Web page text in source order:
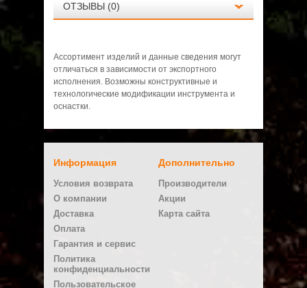
ОТЗЫВЫ (0)
Написать отзыв
Ваше имя:
E-mail
Плюсы
Ассортимент изделий и данные сведения могут
отличаться в зависимости от экспортного
исполнения. Возможны конструктивные и
технологические модификации инструмента и
оснастки.
Информация
Условия возврата
О компании
Доставка
Оплата
Гарантия и сервис
Политика
конфиденциальности
Пользовательское
Дополнительно
Производители
Акции
Карта сайта